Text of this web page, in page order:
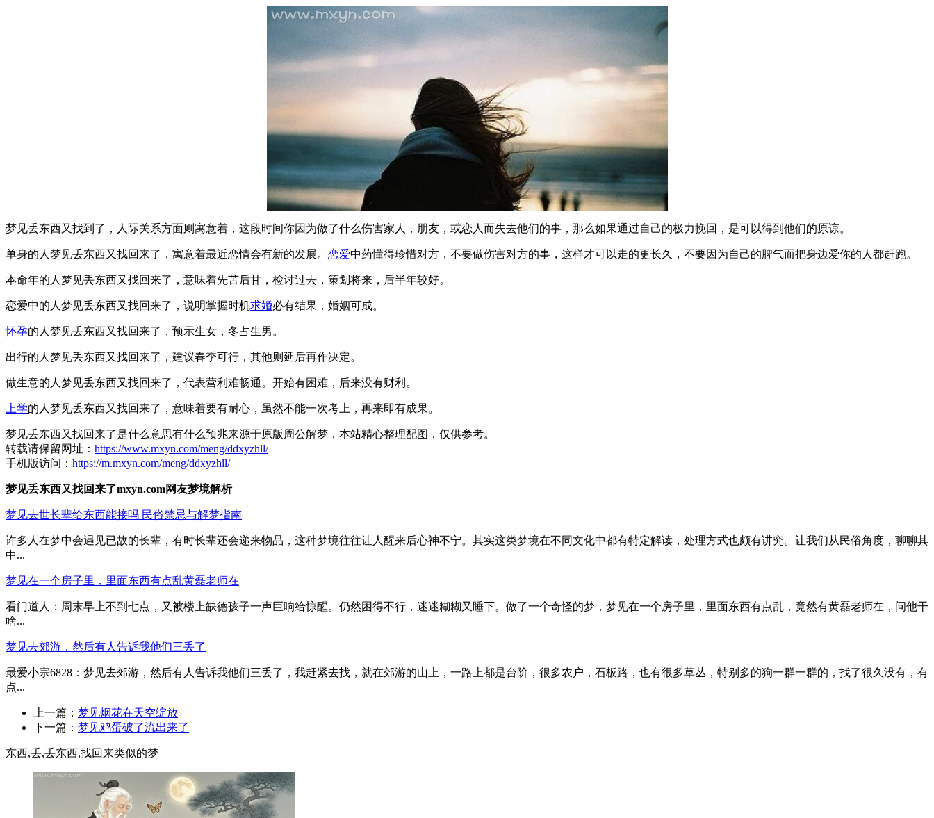
梦见丢东西又找到了，人际关系方面则寓意着，这段时间你因为做了什么伤害家人，朋友，或恋人而失去他们的事，那么如果通过自己的极力挽回，是可以得到他们的原谅。
单身的人梦见丢东西又找回来了，寓意着最近恋情会有新的发展。 恋爱中药懂得珍惜对方，不要做伤害对方的事，这样才可以走的更长久，不要因为自己的脾气而把身边爱你的人都赶跑。
本命年的人梦见丢东西又找回来了，意味着先苦后甘，检讨过去，策划将来，后半年较好。
恋爱中的人梦见丢东西又找回来了，说明掌握时机求婚必有结果，婚姻可成。
怀孕的人梦见丢东西又找回来了，预示生女，冬占生男。
出行的人梦见丢东西又找回来了，建议春季可行，其他则延后再作决定。
做生意的人梦见丢东西又找回来了，代表营利难畅通。开始有困难，后来没有财利。
上学的人梦见丢东西又找回来了，意味着要有耐心，虽然不能一次考上，再来即有成果。
梦见丢东西又找回来了是什么意思有什么预兆来源于原版周公解梦，本站精心整理配图，仅供参考。
转载请保留网址： https://www.mxyn.com/meng/ddxyzhll/
手机版访问： https://m.mxyn.com/meng/ddxyzhll/
梦见丢东西又找回来了mxyn.com网友梦境解析
梦见去世长辈给东西能接吗 民俗禁忌与解梦指南
许多人在梦中会遇见已故的长辈，有时长辈还会递来物品，这种梦境往往让人醒来后心神不宁。其实这类梦境在不同文化中都有特定解读，处理方式也颇有讲究。让我们从民俗角度，聊聊其
中...
梦见在一个房子里，里面东西有点乱黄磊老师在
看门道人：周末早上不到七点，又被楼上缺德孩子一声巨响给惊醒。仍然困得不行，迷迷糊糊又睡下。做了一个奇怪的梦，梦见在一个房子里，里面东西有点乱，竟然有黄磊老师在，问他干
啥...
梦见去郊游，然后有人告诉我他们三丢了
最爱小宗6828：梦见去郊游，然后有人告诉我他们三丢了，我赶紧去找，就在郊游的山上，一路上都是台阶，很多农户，石板路，也有很多草丛，特别多的狗一群一群的，找了很久没有，有
点...
上一篇： 梦见烟花在天空绽放
下一篇： 梦见鸡蛋破了流出来了
东西,丢,丢东西,找回来类似的梦